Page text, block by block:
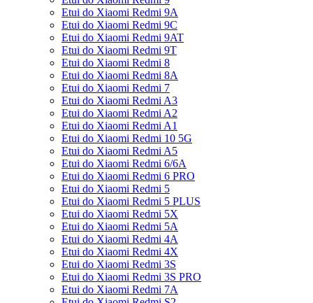
Etui do Xiaomi Redmi 9A
Etui do Xiaomi Redmi 9C
Etui do Xiaomi Redmi 9AT
Etui do Xiaomi Redmi 9T
Etui do Xiaomi Redmi 8
Etui do Xiaomi Redmi 8A
Etui do Xiaomi Redmi 7
Etui do Xiaomi Redmi A3
Etui do Xiaomi Redmi A2
Etui do Xiaomi Redmi A1
Etui do Xiaomi Redmi 10 5G
Etui do Xiaomi Redmi A5
Etui do Xiaomi Redmi 6/6A
Etui do Xiaomi Redmi 6 PRO
Etui do Xiaomi Redmi 5
Etui do Xiaomi Redmi 5 PLUS
Etui do Xiaomi Redmi 5X
Etui do Xiaomi Redmi 5A
Etui do Xiaomi Redmi 4A
Etui do Xiaomi Redmi 4X
Etui do Xiaomi Redmi 3S
Etui do Xiaomi Redmi 3S PRO
Etui do Xiaomi Redmi 7A